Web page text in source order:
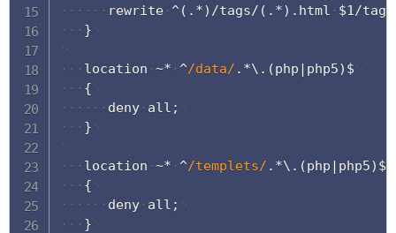
rewrite ^( . *) /tags/ ( . *) . html $1/tags
}
location ~* ^/data/ . *\ . (php | php5) $
{
deny all ;
}
location ~* ^/templets/ . *\ . (php | php5) $
{
deny all ;
}